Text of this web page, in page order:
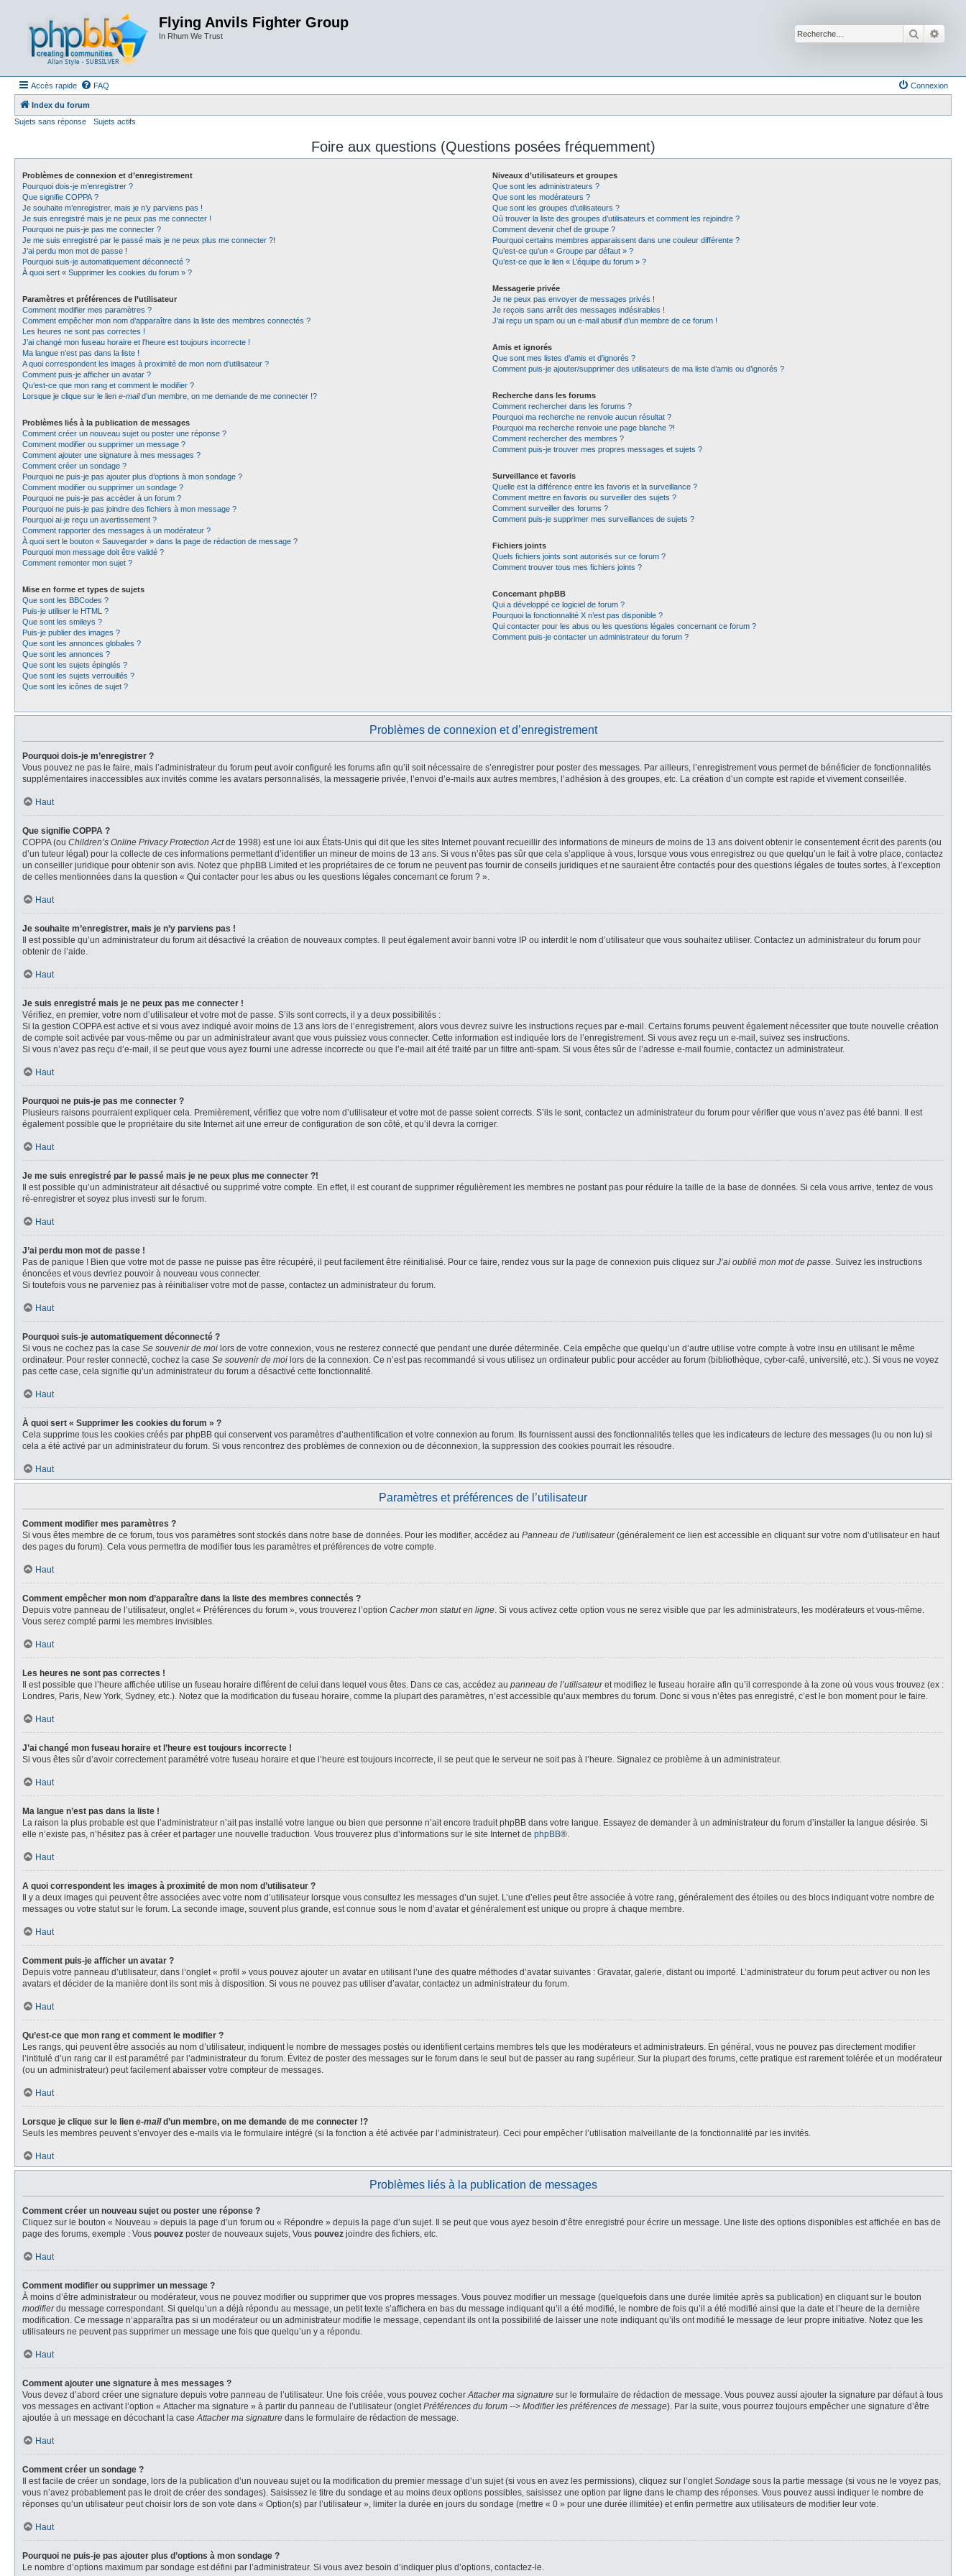
Flying Anvils Fighter Group
In Rhum We Trust
Accès rapide FAQ Connexion
Index du forum
Sujets sans réponse
Sujets actifs
Foire aux questions (Questions posées fréquemment)
Problèmes de connexion et d’enregistrement
Pourquoi dois-je m’enregistrer ?
Que signifie COPPA ?
Je souhaite m’enregistrer, mais je n’y parviens pas !
Je suis enregistré mais je ne peux pas me connecter !
Pourquoi ne puis-je pas me connecter ?
Je me suis enregistré par le passé mais je ne peux plus me connecter ?!
J’ai perdu mon mot de passe !
Pourquoi suis-je automatiquement déconnecté ?
À quoi sert « Supprimer les cookies du forum » ?
Paramètres et préférences de l’utilisateur
Comment modifier mes paramètres ?
Comment empêcher mon nom d’apparaître dans la liste des membres connectés ?
Les heures ne sont pas correctes !
J’ai changé mon fuseau horaire et l’heure est toujours incorrecte !
Ma langue n’est pas dans la liste !
A quoi correspondent les images à proximité de mon nom d’utilisateur ?
Comment puis-je afficher un avatar ?
Qu’est-ce que mon rang et comment le modifier ?
Lorsque je clique sur le lien e-maild’un membre, on me demande de me connecter !?
Problèmes liés à la publication de messages
Comment créer un nouveau sujet ou poster une réponse ?
Comment modifier ou supprimer un message ?
Comment ajouter une signature à mes messages ?
Comment créer un sondage ?
Pourquoi ne puis-je pas ajouter plus d’options à mon sondage ?
Comment modifier ou supprimer un sondage ?
Pourquoi ne puis-je pas accéder à un forum ?
Pourquoi ne puis-je pas joindre des fichiers à mon message ?
Pourquoi ai-je reçu un avertissement ?
Comment rapporter des messages à un modérateur ?
À quoi sert le bouton « Sauvegarder » dans la page de rédaction de message ?
Pourquoi mon message doit être validé ?
Comment remonter mon sujet ?
Mise en forme et types de sujets
Que sont les BBCodes ?
Puis-je utiliser le HTML ?
Que sont les smileys ?
Puis-je publier des images ?
Que sont les annonces globales ?
Que sont les annonces ?
Que sont les sujets épinglés ?
Que sont les sujets verrouillés ?
Que sont les icônes de sujet ?
Niveaux d’utilisateurs et groupes
Que sont les administrateurs ?
Que sont les modérateurs ?
Que sont les groupes d’utilisateurs ?
Où trouver la liste des groupes d’utilisateurs et comment les rejoindre ?
Comment devenir chef de groupe ?
Pourquoi certains membres apparaissent dans une couleur différente ?
Qu’est-ce qu’un « Groupe par défaut » ?
Qu’est-ce que le lien « L’équipe du forum » ?
Messagerie privée
Je ne peux pas envoyer de messages privés !
Je reçois sans arrêt des messages indésirables !
J’ai reçu un spam ou un e-mail abusif d’un membre de ce forum !
Amis et ignorés
Que sont mes listes d’amis et d’ignorés ?
Comment puis-je ajouter/supprimer des utilisateurs de ma liste d’amis ou d’ignorés ?
Recherche dans les forums
Comment rechercher dans les forums ?
Pourquoi ma recherche ne renvoie aucun résultat ?
Pourquoi ma recherche renvoie une page blanche ?!
Comment rechercher des membres ?
Comment puis-je trouver mes propres messages et sujets ?
Surveillance et favoris
Quelle est la différence entre les favoris et la surveillance ?
Comment mettre en favoris ou surveiller des sujets ?
Comment surveiller des forums ?
Comment puis-je supprimer mes surveillances de sujets ?
Fichiers joints
Quels fichiers joints sont autorisés sur ce forum ?
Comment trouver tous mes fichiers joints ?
Concernant phpBB
Qui a développé ce logiciel de forum ?
Pourquoi la fonctionnalité X n’est pas disponible ?
Qui contacter pour les abus ou les questions légales concernant ce forum ?
Comment puis-je contacter un administrateur du forum ?
Problèmes de connexion et d’enregistrement
Pourquoi dois-je m’enregistrer ?
Vous pouvez ne pas le faire, mais l’administrateur du forum peut avoir configuré les forums afin qu’il soit nécessaire de s’enregistrer pour poster des messages. Par ailleurs, l’enregistrement vous permet de bénéficier de fonctionnalités
supplémentaires inaccessibles aux invités comme les avatars personnalisés, la messagerie privée, l’envoi d’e-mails aux autres membres, l’adhésion à des groupes, etc. La création d’un compte est rapide et vivement conseillée.
Haut
Que signifie COPPA ?
COPPA (ou Children’s Online Privacy Protection Actde 1998) est une loi aux États-Unis qui dit que les sites Internet pouvant recueillir des informations de mineurs de moins de 13 ans doivent obtenir le consentement écrit des parents (ou
d’un tuteur légal) pour la collecte de ces informations permettant d’identifier un mineur de moins de 13 ans. Si vous n’êtes pas sûr que cela s’applique à vous, lorsque vous vous enregistrez ou que quelqu’un le fait à votre place, contactez
un conseiller juridique pour obtenir son avis. Notez que phpBB Limited et les propriétaires de ce forum ne peuvent pas fournir de conseils juridiques et ne sauraient être contactés pour des questions légales de toutes sortes, à l’exception
de celles mentionnées dans la question « Qui contacter pour les abus ou les questions légales concernant ce forum ? ».
Haut
Je souhaite m’enregistrer, mais je n’y parviens pas !
Il est possible qu’un administrateur du forum ait désactivé la création de nouveaux comptes. Il peut également avoir banni votre IP ou interdit le nom d’utilisateur que vous souhaitez utiliser. Contactez un administrateur du forum pour
obtenir de l’aide.
Haut
Je suis enregistré mais je ne peux pas me connecter !
Vérifiez, en premier, votre nom d’utilisateur et votre mot de passe. S’ils sont corrects, il y a deux possibilités :
Si la gestion COPPA est active et si vous avez indiqué avoir moins de 13 ans lors de l’enregistrement, alors vous devrez suivre les instructions reçues par e-mail. Certains forums peuvent également nécessiter que toute nouvelle création
de compte soit activée par vous-même ou par un administrateur avant que vous puissiez vous connecter. Cette information est indiquée lors de l’enregistrement. Si vous avez reçu un e-mail, suivez ses instructions.
Si vous n’avez pas reçu d’e-mail, il se peut que vous ayez fourni une adresse incorrecte ou que l’e-mail ait été traité par un filtre anti-spam. Si vous êtes sûr de l’adresse e-mail fournie, contactez un administrateur.
Haut
Pourquoi ne puis-je pas me connecter ?
Plusieurs raisons pourraient expliquer cela. Premièrement, vérifiez que votre nom d’utilisateur et votre mot de passe soient corrects. S’ils le sont, contactez un administrateur du forum pour vérifier que vous n’avez pas été banni. Il est
également possible que le propriétaire du site Internet ait une erreur de configuration de son côté, et qu’il devra la corriger.
Haut
Je me suis enregistré par le passé mais je ne peux plus me connecter ?!
Il est possible qu’un administrateur ait désactivé ou supprimé votre compte. En effet, il est courant de supprimer régulièrement les membres ne postant pas pour réduire la taille de la base de données. Si cela vous arrive, tentez de vous
ré-enregistrer et soyez plus investi sur le forum.
Haut
J’ai perdu mon mot de passe !
Pas de panique ! Bien que votre mot de passe ne puisse pas être récupéré, il peut facilement être réinitialisé. Pour ce faire, rendez vous sur la page de connexion puis cliquez sur J’ai oublié mon mot de passe. Suivez les instructions
énoncées et vous devriez pouvoir à nouveau vous connecter.
Si toutefois vous ne parveniez pas à réinitialiser votre mot de passe, contactez un administrateur du forum.
Haut
Pourquoi suis-je automatiquement déconnecté ?
Si vous ne cochez pas la case Se souvenir de moi lors de votre connexion, vous ne resterez connecté que pendant une durée déterminée. Cela empêche que quelqu’un d’autre utilise votre compte à votre insu en utilisant le même
ordinateur. Pour rester connecté, cochez la case Se souvenir de moi lors de la connexion. Ce n’est pas recommandé si vous utilisez un ordinateur public pour accéder au forum (bibliothèque, cyber-café, université, etc.). Si vous ne voyez
pas cette case, cela signifie qu’un administrateur du forum a désactivé cette fonctionnalité.
Haut
À quoi sert « Supprimer les cookies du forum » ?
Cela supprime tous les cookies créés par phpBB qui conservent vos paramètres d’authentification et votre connexion au forum. Ils fournissent aussi des fonctionnalités telles que les indicateurs de lecture des messages (lu ou non lu) si
cela a été activé par un administrateur du forum. Si vous rencontrez des problèmes de connexion ou de déconnexion, la suppression des cookies pourrait les résoudre.
Haut
Paramètres et préférences de l’utilisateur
Comment modifier mes paramètres ?
Si vous êtes membre de ce forum, tous vos paramètres sont stockés dans notre base de données. Pour les modifier, accédez au Panneau de l’utilisateur(généralement ce lien est accessible en cliquant sur votre nom d’utilisateur en haut
des pages du forum). Cela vous permettra de modifier tous les paramètres et préférences de votre compte.
Haut
Comment empêcher mon nom d’apparaître dans la liste des membres connectés ?
Depuis votre panneau de l’utilisateur, onglet « Préférences du forum », vous trouverez l’option Cacher mon statut en ligne. Si vous activez cette option vous ne serez visible que par les administrateurs, les modérateurs et vous-même.
Vous serez compté parmi les membres invisibles.
Haut
Les heures ne sont pas correctes !
Il est possible que l’heure affichée utilise un fuseau horaire différent de celui dans lequel vous êtes. Dans ce cas, accédez au panneau de l’utilisateuret modifiez le fuseau horaire afin qu’il corresponde à la zone où vous vous trouvez (ex :
Londres, Paris, New York, Sydney, etc.). Notez que la modification du fuseau horaire, comme la plupart des paramètres, n’est accessible qu’aux membres du forum. Donc si vous n’êtes pas enregistré, c’est le bon moment pour le faire.
Haut
J’ai changé mon fuseau horaire et l’heure est toujours incorrecte !
Si vous êtes sûr d’avoir correctement paramétré votre fuseau horaire et que l’heure est toujours incorrecte, il se peut que le serveur ne soit pas à l’heure. Signalez ce problème à un administrateur.
Haut
Ma langue n’est pas dans la liste !
La raison la plus probable est que l’administrateur n’ait pas installé votre langue ou bien que personne n’ait encore traduit phpBB dans votre langue. Essayez de demander à un administrateur du forum d’installer la langue désirée. Si
elle n’existe pas, n’hésitez pas à créer et partager une nouvelle traduction. Vous trouverez plus d’informations sur le site Internet de phpBB®.
Haut
A quoi correspondent les images à proximité de mon nom d’utilisateur ?
Il y a deux images qui peuvent être associées avec votre nom d’utilisateur lorsque vous consultez les messages d’un sujet. L’une d’elles peut être associée à votre rang, généralement des étoiles ou des blocs indiquant votre nombre de
messages ou votre statut sur le forum. La seconde image, souvent plus grande, est connue sous le nom d’avatar et généralement est unique ou propre à chaque membre.
Haut
Comment puis-je afficher un avatar ?
Depuis votre panneau d’utilisateur, dans l’onglet « profil » vous pouvez ajouter un avatar en utilisant l’une des quatre méthodes d’avatar suivantes : Gravatar, galerie, distant ou importé. L’administrateur du forum peut activer ou non les
avatars et décider de la manière dont ils sont mis à disposition. Si vous ne pouvez pas utiliser d’avatar, contactez un administrateur du forum.
Haut
Qu’est-ce que mon rang et comment le modifier ?
Les rangs, qui peuvent être associés au nom d’utilisateur, indiquent le nombre de messages postés ou identifient certains membres tels que les modérateurs et administrateurs. En général, vous ne pouvez pas directement modifier
l’intitulé d’un rang car il est paramétré par l’administrateur du forum. Évitez de poster des messages sur le forum dans le seul but de passer au rang supérieur. Sur la plupart des forums, cette pratique est rarement tolérée et un modérateur
(ou un administrateur) peut facilement abaisser votre compteur de messages.
Haut
Lorsque je clique sur le lien e-maild’un membre, on me demande de me connecter !?
Seuls les membres peuvent s’envoyer des e-mails via le formulaire intégré (si la fonction a été activée par l’administrateur). Ceci pour empêcher l’utilisation malveillante de la fonctionnalité par les invités.
Haut
Problèmes liés à la publication de messages
Comment créer un nouveau sujet ou poster une réponse ?
Cliquez sur le bouton « Nouveau » depuis la page d’un forum ou « Répondre » depuis la page d’un sujet. Il se peut que vous ayez besoin d’être enregistré pour écrire un message. Une liste des options disponibles est affichée en bas de
page des forums, exemple : Vous pouvez poster de nouveaux sujets, Vous pouvez joindre des fichiers, etc.
Haut
Comment modifier ou supprimer un message ?
À moins d’être administrateur ou modérateur, vous ne pouvez modifier ou supprimer que vos propres messages. Vous pouvez modifier un message (quelquefois dans une durée limitée après sa publication) en cliquant sur le bouton
modifierdu message correspondant. Si quelqu’un a déjà répondu au message, un petit texte s’affichera en bas du message indiquant qu’il a été modifié, le nombre de fois qu’il a été modifié ainsi que la date et l’heure de la dernière
modification. Ce message n’apparaîtra pas si un modérateur ou un administrateur modifie le message, cependant ils ont la possibilité de laisser une note indiquant qu’ils ont modifié le message de leur propre initiative. Notez que les
utilisateurs ne peuvent pas supprimer un message une fois que quelqu’un y a répondu.
Haut
Comment ajouter une signature à mes messages ?
Vous devez d’abord créer une signature depuis votre panneau de l’utilisateur. Une fois créée, vous pouvez cocherAttacher ma signature sur le formulaire de rédaction de message. Vous pouvez aussi ajouter la signature par défaut à tous
vos messages en activant l’option « Attacher ma signature » à partir du panneau de l’utilisateur (ongletPréférences du forum --> Modifier les préférences de message). Par la suite, vous pourrez toujours empêcher une signature d’être
ajoutée à un message en décochant la caseAttacher ma signature dans le formulaire de rédaction de message.
Haut
Comment créer un sondage ?
Il est facile de créer un sondage, lors de la publication d’un nouveau sujet ou la modification du premier message d’un sujet (si vous en avez les permissions), cliquez sur l’ongletSondage sous la partie message (si vous ne le voyez pas,
vous n’avez probablement pas le droit de créer des sondages). Saisissez le titre du sondage et au moins deux options possibles, saisissez une option par ligne dans le champ des réponses. Vous pouvez aussi indiquer le nombre de
réponses qu’un utilisateur peut choisir lors de son vote dans « Option(s) par l’utilisateur », limiter la durée en jours du sondage (mettre « 0 » pour une durée illimitée) et enfin permettre aux utilisateurs de modifier leur vote.
Haut
Pourquoi ne puis-je pas ajouter plus d’options à mon sondage ?
Le nombre d’options maximum par sondage est défini par l’administrateur. Si vous avez besoin d’indiquer plus d’options, contactez-le.